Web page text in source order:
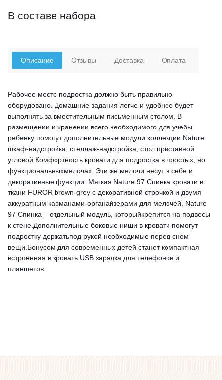
В составе набора
Описание
Рабочее место подростка должно быть правильно
оборудовано. Домашние задания легче и удобнее будет
выполнять за вместительным письменным столом. В
размещении и хранении всего необходимого для учебы
ребенку помогут дополнительные модули коллекции Nature:
шкаф-надстройка, стеллаж-надстройка, стол приставной
угловой.Комфортность кровати для подростка в простых, но
функциональныхмелочах. Эти же мелочи несут в себе и
декоративные функции. Мягкая Nature 97 Спинка кровати в
ткани FUROR brown-grey с декоративной строчкой и двумя
аккуратным карманами-органайзерами для мелочей. Nature
97 Спинка – отдельный модуль, которыйкрепится на подвесы
к стене.Дополнительные боковые ниши в кровати помогут
подростку держатьпод рукой необходимые перед сном
вещи.Бонусом для современных детей станет компактная
встроенная в кровать USB зарядка для телефонов и
планшетов.
Отзывы Доставка Оплата